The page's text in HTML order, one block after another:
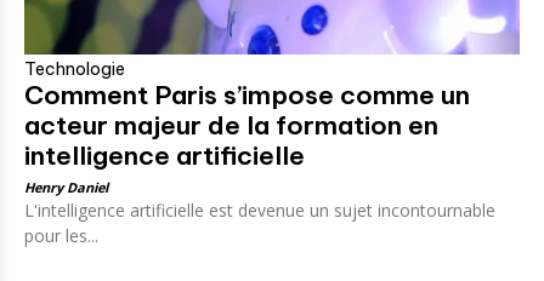
Technologie
Comment Paris s’impose comme un
acteur majeur de la formation en
intelligence artificielle
Henry Daniel
L'intelligence artificielle est devenue un sujet incontournable
pour les...